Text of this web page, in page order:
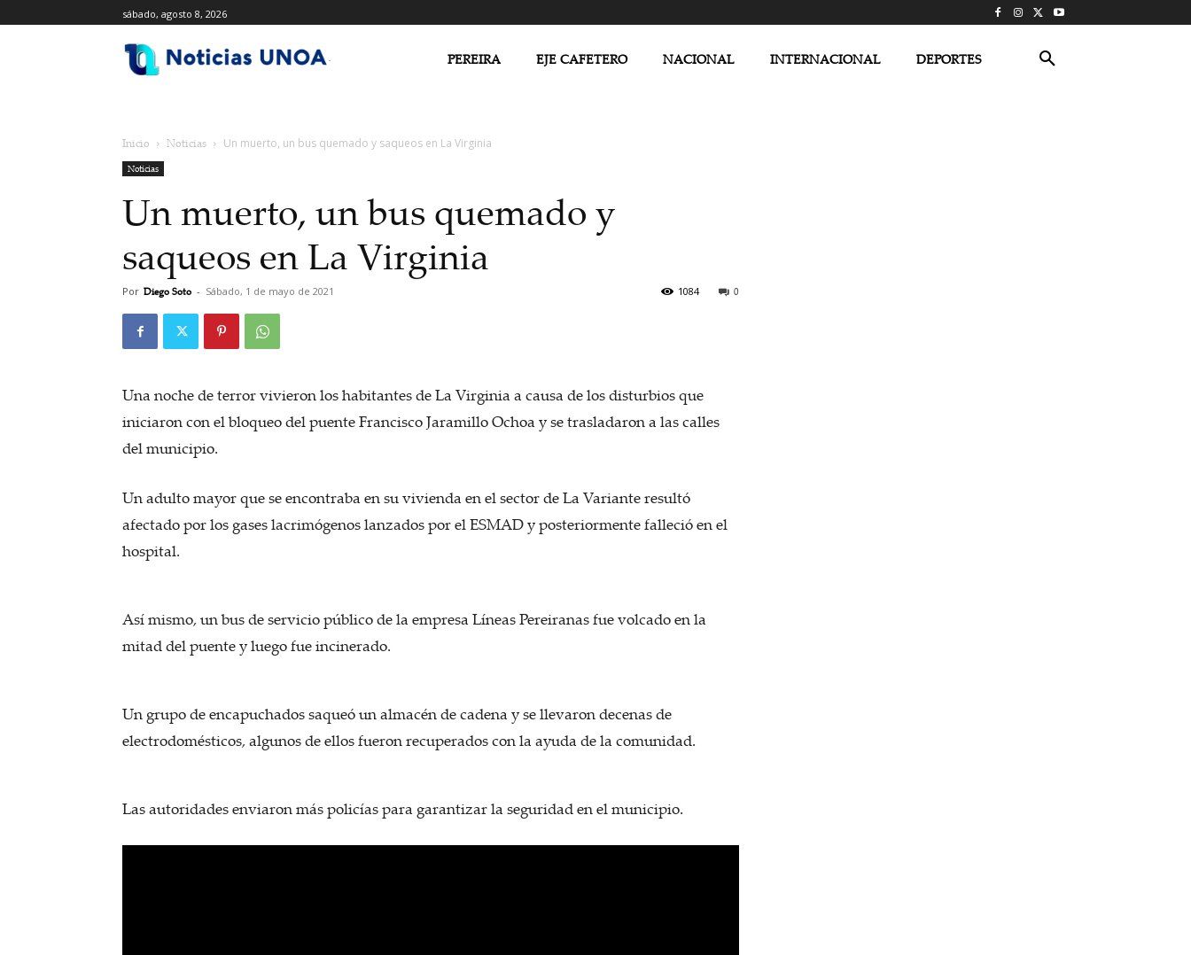
sábado, agosto 8, 2026
PEREIRA EJE CAFETERO NACIONAL INTERNACIONAL DEPORTES
Inicio Noticias Un muerto, un bus quemado y saqueos en La Virginia
Noticias
Un muerto, un bus quemado y
saqueos en La Virginia
Por Diego Soto - Sábado, 1 de mayo de 2021 0
1084
Una noche de terror vivieron los habitantes de La Virginia a causa de los disturbios que
iniciaron con el bloqueo del puente Francisco Jaramillo Ochoa y se trasladaron a las calles
del municipio.
Un adulto mayor que se encontraba en su vivienda en el sector de La Variante resultó
afectado por los gases lacrimógenos lanzados por el ESMAD y posteriormente falleció en el
hospital.
Así mismo, un bus de servicio público de la empresa Líneas Pereiranas fue volcado en la
mitad del puente y luego fue incinerado.
Un grupo de encapuchados saqueó un almacén de cadena y se llevaron decenas de
electrodomésticos, algunos de ellos fueron recuperados con la ayuda de la comunidad.
Las autoridades enviaron más policías para garantizar la seguridad en el municipio.